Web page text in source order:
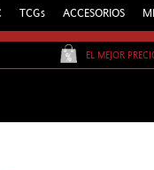
TCGs ACCESORIOS
EL MEJOR